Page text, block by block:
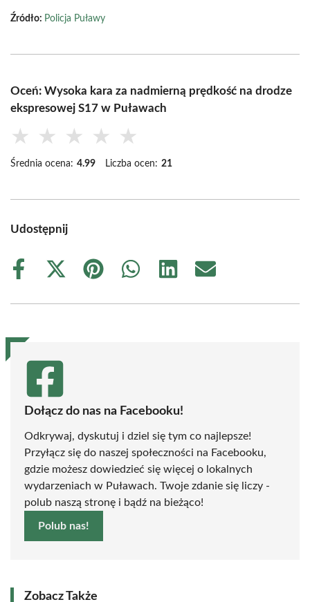
Źródło: Policja Puławy
Oceń: Wysoka kara za nadmierną prędkość na drodze
ekspresowej S17 w Puławach
★ ★ ★ ★ ★
Średnia ocena: 4.99 Liczba ocen: 21
Udostępnij
Share
Share
(Twitter)
Share
Share
Share
Share
Dołącz do nas na Facebooku!
Odkrywaj, dyskutuj i dziel się tym co najlepsze!
Przyłącz się do naszej społeczności na Facebooku,
gdzie możesz dowiedzieć się więcej o lokalnych
wydarzeniach w Puławach. Twoje zdanie się liczy -
polub naszą stronę i bądź na bieżąco!
Polub nas!
Zobacz Także